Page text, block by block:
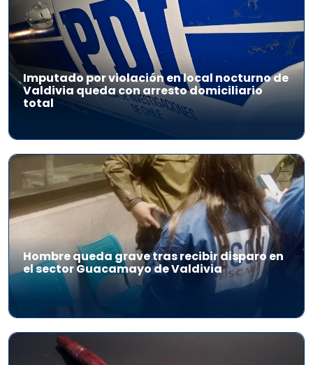
Imputado por violación en local nocturno de
Valdivia queda con arresto domiciliario
total
Hombre queda grave tras recibir disparo en
el sector Guacamayo de Valdivia